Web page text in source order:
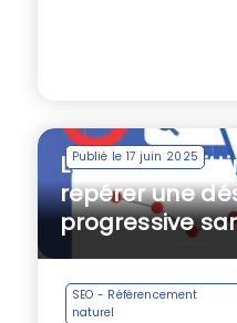
Publié le 17 juin 2025
Le « Quiet
repérer une
progressive
SEO - Référencement
naturel